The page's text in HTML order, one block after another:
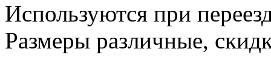
Используются при
Размеры различные,